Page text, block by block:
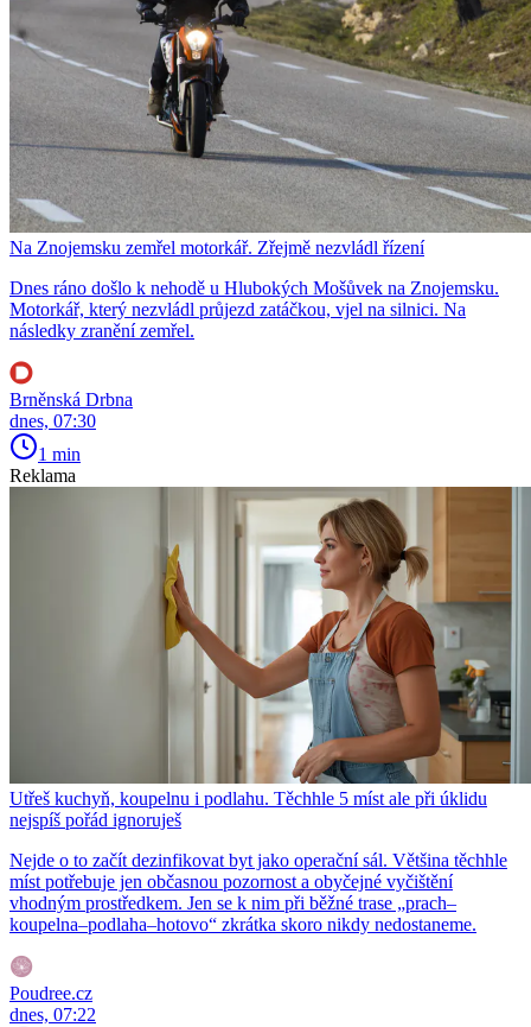
Na Znojemsku zemřel motorkář. Zřejmě nezvládl řízení
Dnes ráno došlo k nehodě u Hlubokých Mošůvek na Znojemsku.
Motorkář, který nezvládl průjezd zatáčkou, vjel na silnici. Na
následky zranění zemřel.
Brněnská Drbna
dnes, 07:30
1 min
Reklama
Utřeš kuchyň, koupelnu i podlahu. Těchhle 5 míst ale při úklidu
nejspíš pořád ignoruješ
Nejde o to začít dezinfikovat byt jako operační sál. Většina těchhle
míst potřebuje jen občasnou pozornost a obyčejné vyčištění
vhodným prostředkem. Jen se k nim při běžné trase „prach–
koupelna–podlaha–hotovo“ zkrátka skoro nikdy nedostaneme.
Poudree.cz
dnes, 07:22